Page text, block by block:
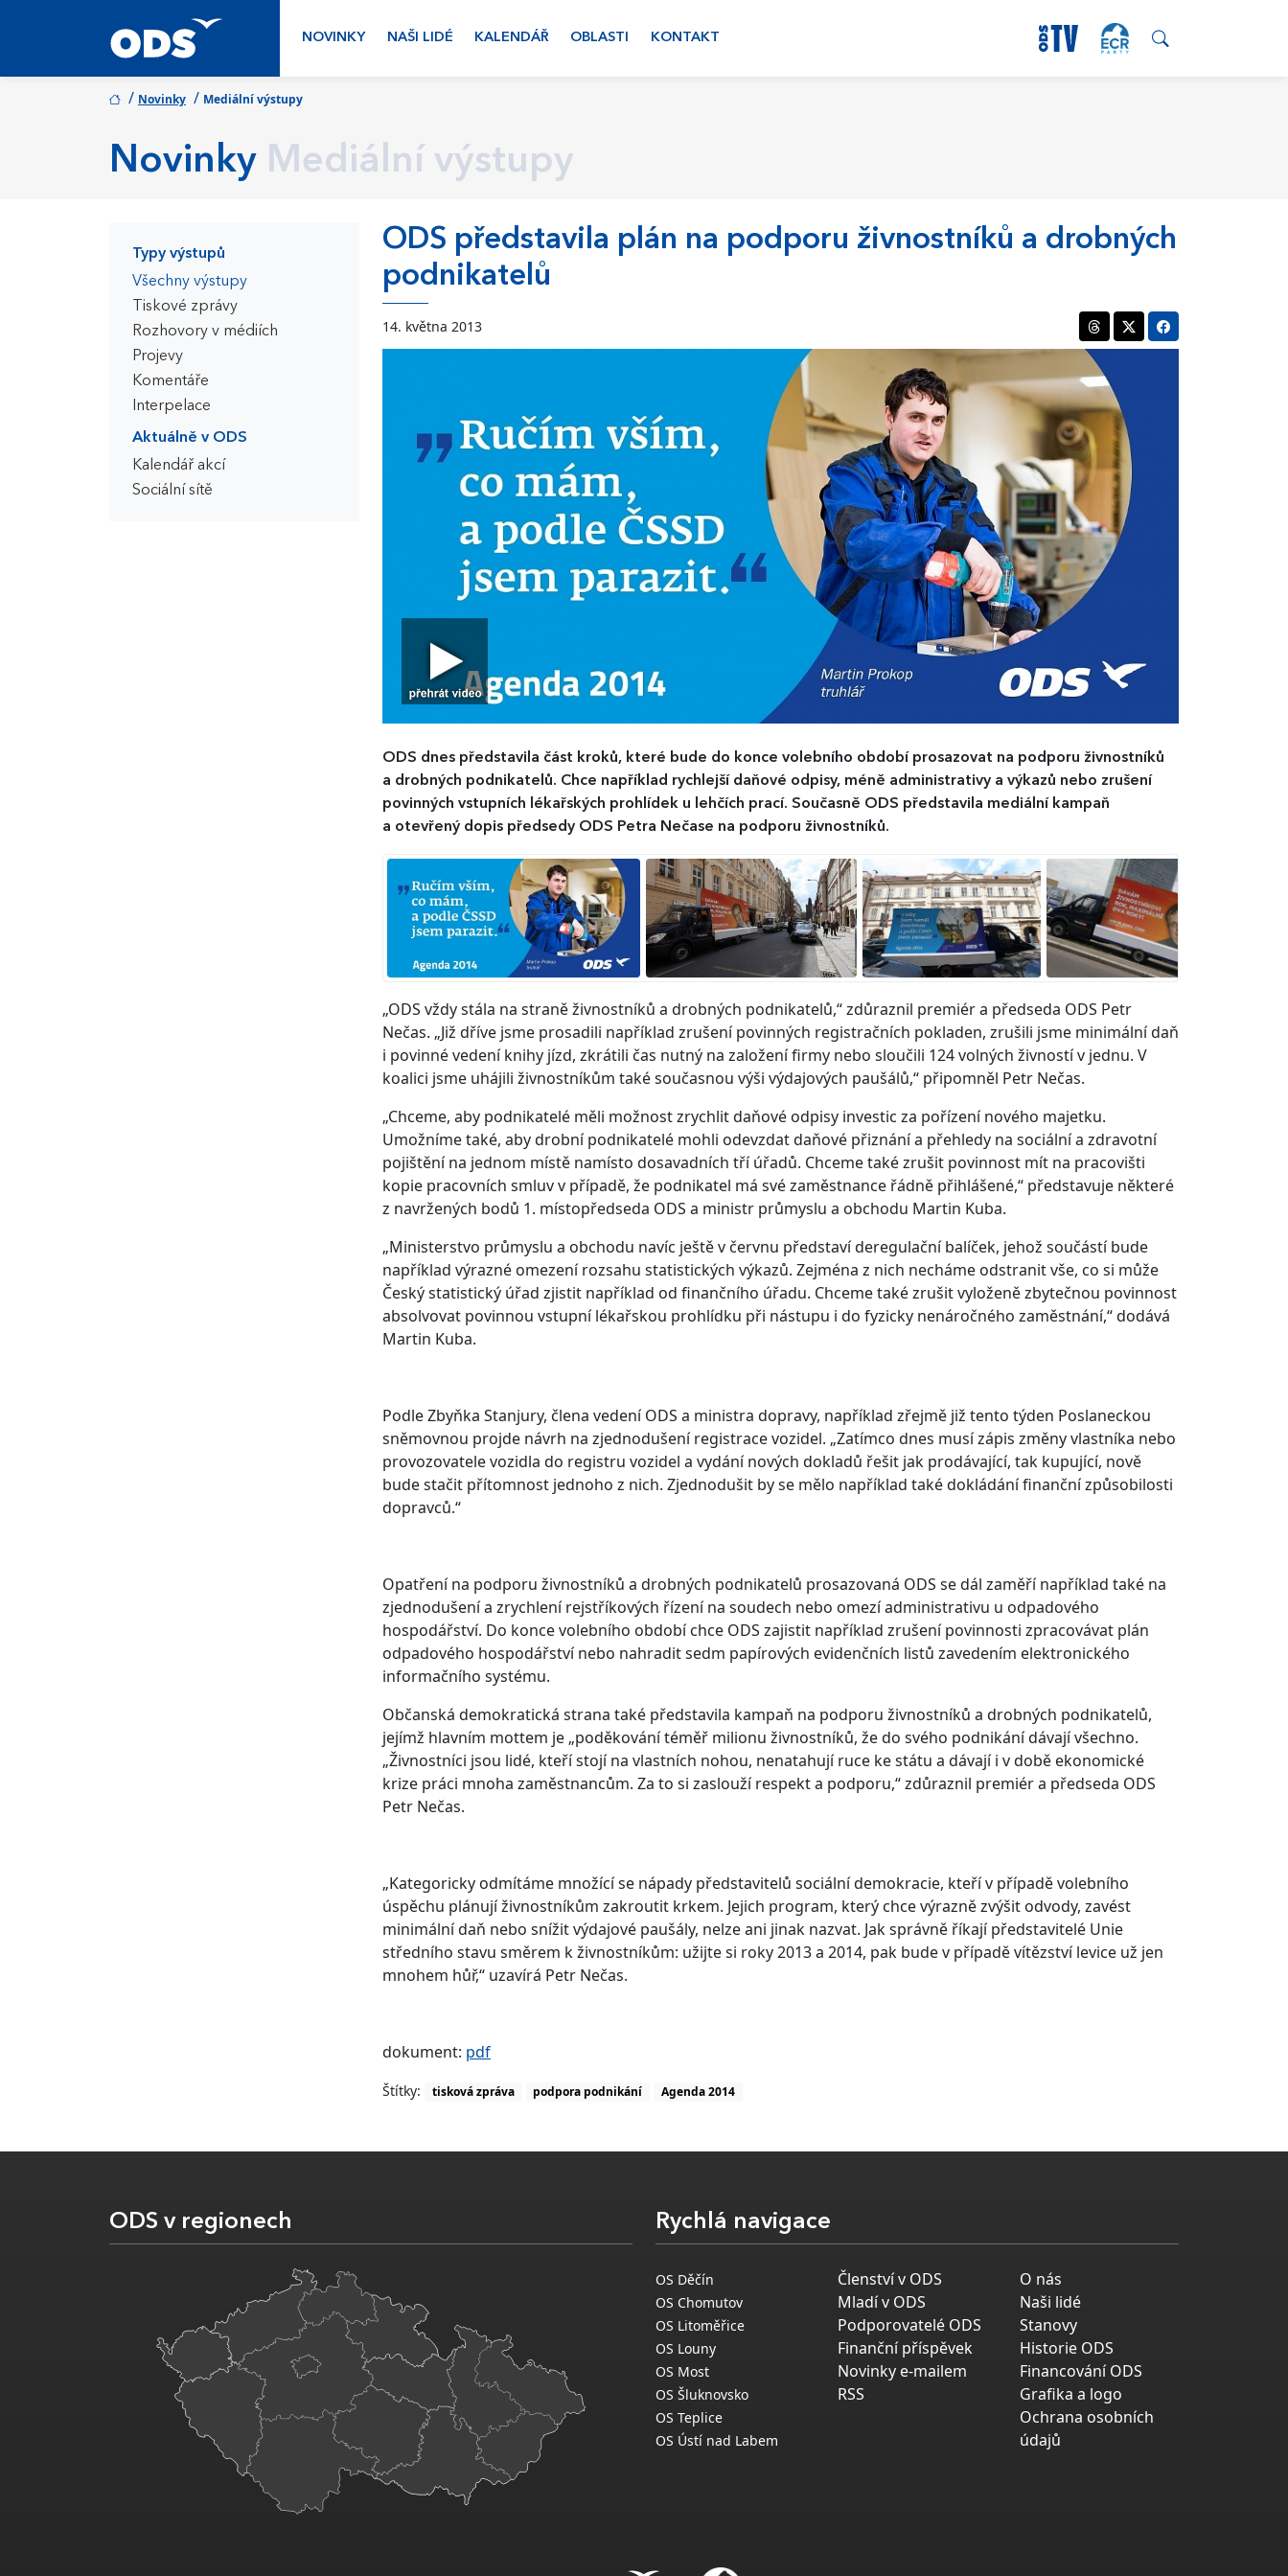
NOVINKY NAŠI LIDÉ KALENDÁŘ OBLASTI KONTAKT
/ Novinky / Mediální výstupy
Novinky Mediální výstupy
Typy výstupů
Všechny výstupy
Tiskové zprávy
Rozhovory v médiích
Projevy
Komentáře
Interpelace
Aktuálně v ODS
Kalendář akcí
Sociální sítě
ODS představila plán na podporu živnostníků a drobných
podnikatelů
14. května 2013
ODS dnes představila část kroků, které bude do konce volebního období prosazovat na podporu živnostníků
a drobných podnikatelů. Chce například rychlejší daňové odpisy, méně administrativy a výkazů nebo zrušení
povinných vstupních lékařských prohlídek u lehčích prací. Současně ODS představila mediální kampaň
a otevřený dopis předsedy ODS Petra Nečase na podporu živnostníků.
„ODS vždy stála na straně živnostníků a drobných podnikatelů,“ zdůraznil premiér a předseda ODS Petr
Nečas. „Již dříve jsme prosadili například zrušení povinných registračních pokladen, zrušili jsme minimální daň
i povinné vedení knihy jízd, zkrátili čas nutný na založení firmy nebo sloučili 124 volných živností v jednu. V
koalici jsme uhájili živnostníkům také současnou výši výdajových paušálů,“ připomněl Petr Nečas.
„Chceme, aby podnikatelé měli možnost zrychlit daňové odpisy investic za pořízení nového majetku.
Umožníme také, aby drobní podnikatelé mohli odevzdat daňové přiznání a přehledy na sociální a zdravotní
pojištění na jednom místě namísto dosavadních tří úřadů. Chceme také zrušit povinnost mít na pracovišti
kopie pracovních smluv v případě, že podnikatel má své zaměstnance řádně přihlášené,“ představuje některé
z navržených bodů 1. místopředseda ODS a ministr průmyslu a obchodu Martin Kuba.
„Ministerstvo průmyslu a obchodu navíc ještě v červnu představí deregulační balíček, jehož součástí bude
například výrazné omezení rozsahu statistických výkazů. Zejména z nich necháme odstranit vše, co si může
Český statistický úřad zjistit například od finančního úřadu. Chceme také zrušit vyloženě zbytečnou povinnost
absolvovat povinnou vstupní lékařskou prohlídku při nástupu i do fyzicky nenáročného zaměstnání,“ dodává
Martin Kuba.
Podle Zbyňka Stanjury, člena vedení ODS a ministra dopravy, například zřejmě již tento týden Poslaneckou
sněmovnou projde návrh na zjednodušení registrace vozidel. „Zatímco dnes musí zápis změny vlastníka nebo
provozovatele vozidla do registru vozidel a vydání nových dokladů řešit jak prodávající, tak kupující, nově
bude stačit přítomnost jednoho z nich. Zjednodušit by se mělo například také dokládání finanční způsobilosti
dopravců.“
Opatření na podporu živnostníků a drobných podnikatelů prosazovaná ODS se dál zaměří například také na
zjednodušení a zrychlení rejstříkových řízení na soudech nebo omezí administrativu u odpadového
hospodářství. Do konce volebního období chce ODS zajistit například zrušení povinnosti zpracovávat plán
odpadového hospodářství nebo nahradit sedm papírových evidenčních listů zavedením elektronického
informačního systému.
Občanská demokratická strana také představila kampaň na podporu živnostníků a drobných podnikatelů,
jejímž hlavním mottem je „poděkování téměř milionu živnostníků, že do svého podnikání dávají všechno.
„Živnostníci jsou lidé, kteří stojí na vlastních nohou, nenatahují ruce ke státu a dávají i v době ekonomické
krize práci mnoha zaměstnancům. Za to si zaslouží respekt a podporu,“ zdůraznil premiér a předseda ODS
Petr Nečas.
„Kategoricky odmítáme množící se nápady představitelů sociální demokracie, kteří v případě volebního
úspěchu plánují živnostníkům zakroutit krkem. Jejich program, který chce výrazně zvýšit odvody, zavést
minimální daň nebo snížit výdajové paušály, nelze ani jinak nazvat. Jak správně říkají představitelé Unie
středního stavu směrem k živnostníkům: užijte si roky 2013 a 2014, pak bude v případě vítězství levice už jen
mnohem hůř,“ uzavírá Petr Nečas.
dokument: pdf
Štítky: tisková zpráva podpora podnikání Agenda 2014
ODS v regionech Rychlá navigace
OS Děčín
OS Chomutov
OS Litoměřice
OS Louny
OS Most
OS Šluknovsko
OS Teplice
OS Ústí nad Labem
Členství v ODS
Mladí v ODS
Podporovatelé ODS
Finanční příspěvek
Novinky e-mailem
RSS
O nás
Naši lidé
Stanovy
Historie ODS
Financování ODS
Grafika a logo
Ochrana osobních
údajů